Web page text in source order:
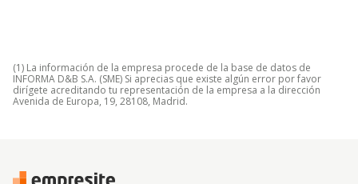
(1) La información de la empresa procede de la base de datos de
INFORMA D&B S.A. (SME) Si aprecias que existe algún error por favor
dirígete acreditando tu representación de la empresa a la dirección
Avenida de Europa, 19, 28108, Madrid.